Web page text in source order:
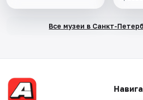
Все музеи в Санкт-